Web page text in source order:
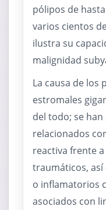
pólipos de
varios cientos
ilustra su
malignidad
La causa de los
estromales
del todo; se
relacionados
reactiva frente
traumáticos,
o inflamatorios
asociados con